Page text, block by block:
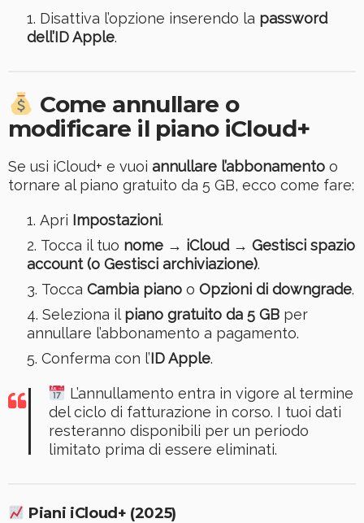
Disattiva l’opzione inserendo la password
dell’ID Apple.
Come annullare o
modificare il piano iCloud+
Se usi iCloud+ e vuoi annullare l’abbonamento o
tornare al piano gratuito da 5 GB, ecco come fare:
Apri Impostazioni.
Tocca il tuo nome → iCloud → Gestisci spazio
account (o Gestisci archiviazione).
Tocca Cambia pianoo Opzioni di downgrade.
Seleziona il piano gratuito da 5 GBper
annullare l’abbonamento a pagamento.
Conferma con l’ID Apple.
L’annullamento entra in vigore al termine
del ciclo di fatturazione in corso. I tuoi dati
resteranno disponibili per un periodo
limitato prima di essere eliminati.
Piani iCloud+ (2025)